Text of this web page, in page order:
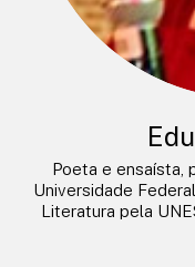
Poeta e ensaísta,
Universidade
Literatura pela